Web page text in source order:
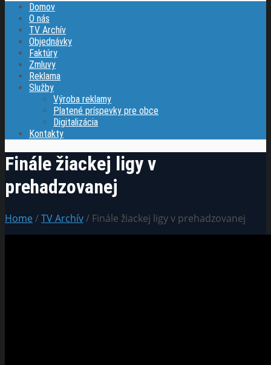
Domov
O nás
TV Archív
Objednávky
Faktúry
Zmluvy
Reklama
Služby
Výroba reklamy
Platené príspevky pre obce
Digitalizácia
Kontakty
Finále žiackej ligy v
prehadzovanej
Home/TV Archív/ Finále žiackej ligy v prehadzovanej